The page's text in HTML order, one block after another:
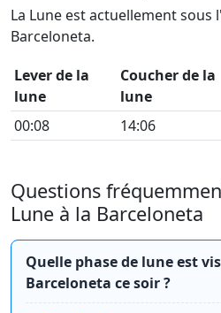
La Lune est actuellement sous
Barceloneta.
Lever de la
lune
Coucher de la
lune
00:08
14:06
Questions
Lune à la Barceloneta
Quelle phase de lune est
Barceloneta ce soir ?